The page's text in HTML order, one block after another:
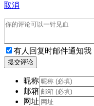
取消
有人回复时邮件通知我
提交评论
昵称
邮箱
网址